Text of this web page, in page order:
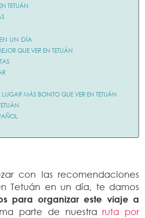
TETUÁN
UN DÍA
QUE VER EN TETUÁN
MÁS BONITO QUE VER EN TETUÁN
con las recomendaciones
Tetuán en un día, te damos
para organizar este viaje a
parte de nuestra ruta por